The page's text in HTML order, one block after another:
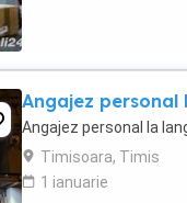
Angajez personal
Angajez personal la
Timisoara, Timis
1 ianuarie